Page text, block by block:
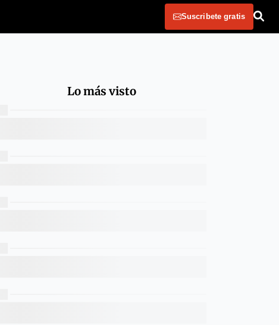
Suscribete gratis
Lo más visto